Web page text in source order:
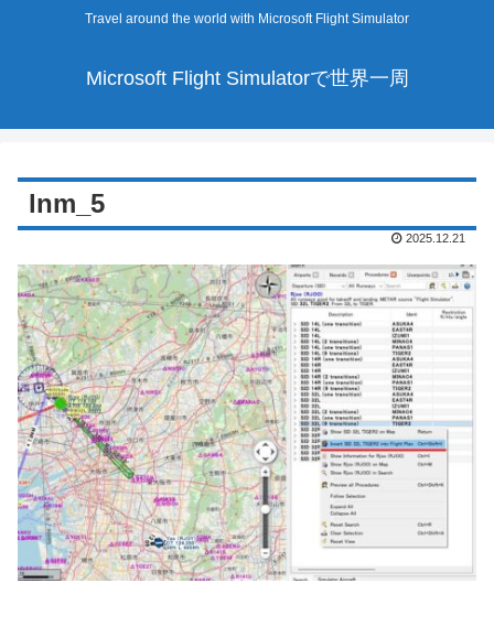
Travel around the world with Microsoft Flight Simulator
Microsoft Flight Simulatorで世界一周
lnm_5
2025.12.21